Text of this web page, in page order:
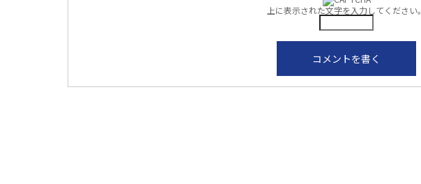
上に表示された文字を入力してください。